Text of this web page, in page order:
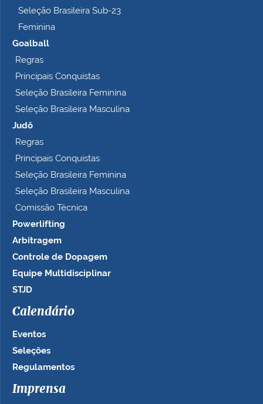
Seleção Brasileira Sub-23
Feminina
Goalball
Regras
Principais Conquistas
Seleção Brasileira Feminina
Seleção Brasileira Masculina
Judô
Regras
Principais Conquistas
Seleção Brasileira Feminina
Seleção Brasileira Masculina
Comissão Técnica
Powerlifting
Arbitragem
Controle de Dopagem
Equipe Multidisciplinar
STJD
Calendário
Eventos
Seleções
Regulamentos
Imprensa